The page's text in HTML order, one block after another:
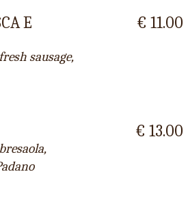
E
sausage,
€ 11.00
€ 13.00